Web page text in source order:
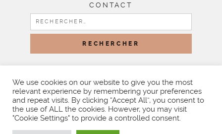
CONTACT
RECHERCHER :
BY LITTLE THEME SHOP
We use cookies on our website to give you the most
relevant experience by remembering your preferences
and repeat visits. By clicking “Accept All”, you consent to
the use of ALL the cookies. However, you may visit
"Cookie Settings" to provide a controlled consent.